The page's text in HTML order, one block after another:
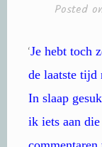
Posted
‘Je hebt toch
de laatste tijd
In slaap
ik iets aan